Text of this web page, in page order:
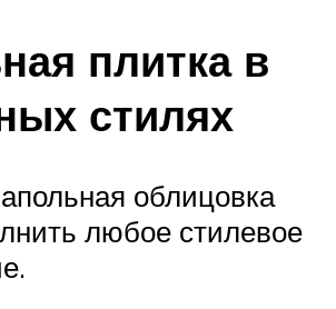
плитка в
стилях
облицовка
любое стилевое